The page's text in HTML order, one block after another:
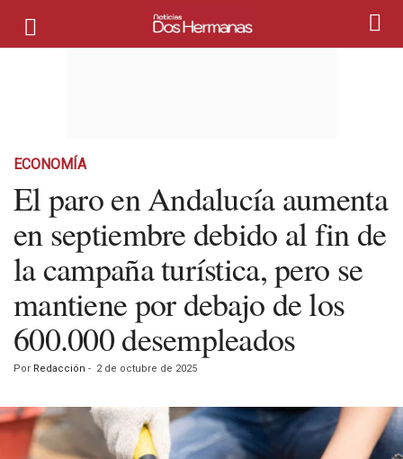
ECONOMÍA
El paro en Andalucía aumenta
en septiembre debido al fin de
la campaña turística, pero se
mantiene por debajo de los
600.000 desempleados
Por Redacción - 2 de octubre de 2025